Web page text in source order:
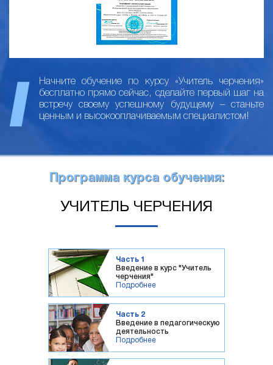
Начните обучение по курсу «Учитель черчения»
бесплатно прямо сейчас, сделайте первый шаг на
встречу своему успешному будущему – станьте
ценным и высокооплачиваемым специалистом!
Программа курса обучения:
УЧИТЕЛЬ ЧЕРЧЕНИЯ
Часть 1
Введение в курс "Учитель
черчения"
Подробнее
Часть 2
Введение в педагогическую
деятельность
Подробнее